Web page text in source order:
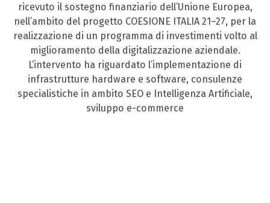
ricevuto il sostegno finanziario dell’Unione Europea,
nell’ambito del progetto COESIONE ITALIA 21–27, per la
realizzazione di un programma di investimenti volto al
miglioramento della digitalizzazione aziendale.
L’intervento ha riguardato l’implementazione di
infrastrutture hardware e software, consulenze
specialistiche in ambito SEO e Intelligenza Artificiale,
sviluppo e-commerce